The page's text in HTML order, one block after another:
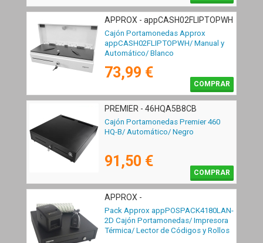
APPROX - appCASH02FLIPTOPWH
Cajón Portamonedas Approx
appCASH02FLIPTOPWH/ Manual y
Automático/ Blanco
73,99 €
COMPRAR
PREMIER - 46HQA5B8CB
Cajón Portamonedas Premier 460
HQ-B/ Automático/ Negro
91,50 €
COMPRAR
APPROX -
APPPOSPACK4180LAN-2D
Pack Approx appPOSPACK4180LAN-
2D Cajón Portamonedas/ Impresora
Térmica/ Lector de Códigos y Rollos